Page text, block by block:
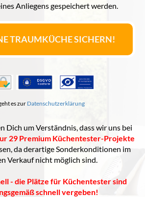
Anliegens gespeichert werden.
TRAUMKÜCHE SICHERN!
es zurDatenschutzerklärung
Dich um Verständnis, dass wir uns bei
29 Premium Küchentester-Projekte
da derartige Sonderkonditionen im
Verkauf nicht möglich sind.
- die Plätze für Küchentester sind
schnell vergeben!